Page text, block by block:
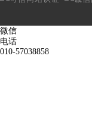
微信
电话
010-57038858